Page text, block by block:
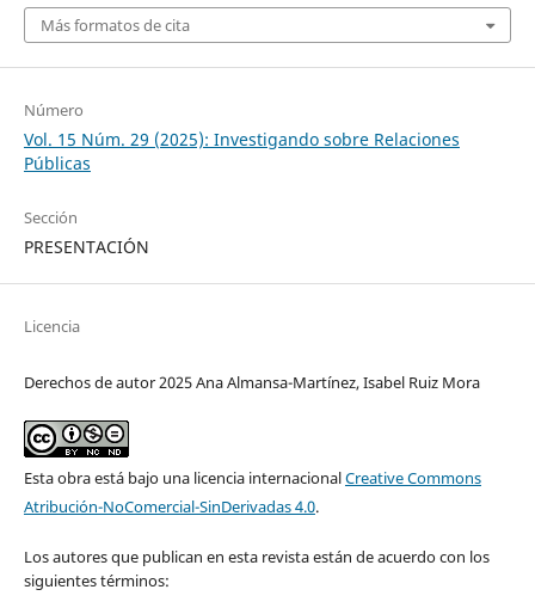
Más formatos de cita
Número
Vol. 15 Núm. 29 (2025): Investigando sobre Relaciones
Públicas
Sección
PRESENTACIÓN
Licencia
Derechos de autor 2025 Ana Almansa-Martínez, Isabel Ruiz Mora
Esta obra está bajo una licencia internacionalCreative Commons
Atribución-NoComercial-SinDerivadas 4.0.
Los autores que publican en esta revista están de acuerdo con los
siguientes términos: